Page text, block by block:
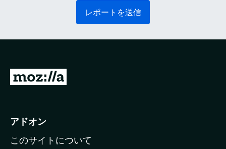
レポートを送信
M
i
l
アドオン
このサイトについて